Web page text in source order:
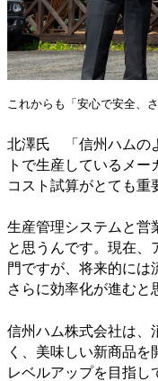
これからも「安心で安全、
北澤氏 「信州ハムの
トで生産しているメ
コスト試算がとても重
生産管理システムと営
と思うんです。現在、
門ですが、将来的には
さらに効率化が進むと
信州ハム株式会社は、
く、美味しい新商品
レベルアップを目指し